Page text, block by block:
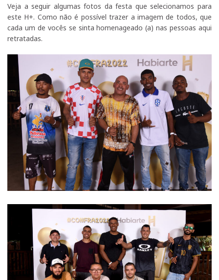
Veja a seguir algumas fotos da festa que selecionamos para
este H+. Como não é possível trazer a imagem de todos, que
cada um de vocês se sinta homenageado (a) nas pessoas aqui
retratadas.